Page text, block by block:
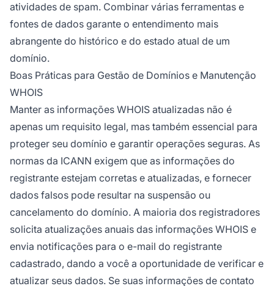
atividades de spam. Combinar várias ferramentas e
fontes de dados garante o entendimento mais
abrangente do histórico e do estado atual de um
domínio.
Boas Práticas para Gestão de Domínios e Manutenção
WHOIS
Manter as informações WHOIS atualizadas não é
apenas um requisito legal, mas também essencial para
proteger seu domínio e garantir operações seguras. As
normas da ICANN exigem que as informações do
registrante estejam corretas e atualizadas, e fornecer
dados falsos pode resultar na suspensão ou
cancelamento do domínio. A maioria dos registradores
solicita atualizações anuais das informações WHOIS e
envia notificações para o e-mail do registrante
cadastrado, dando a você a oportunidade de verificar e
atualizar seus dados. Se suas informações de contato